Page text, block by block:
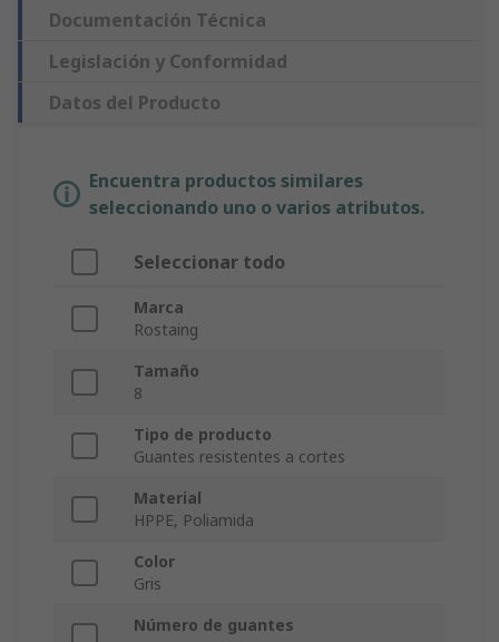
Documentación Técnica
Legislación y Conformidad
Datos del Producto
Encuentra productos similares
seleccionando uno o varios atributos.
Seleccionar todo
Marca
Rostaing
Tamaño
8
Tipo de producto
Guantes resistentes a cortes
Material
HPPE, Poliamida
Color
Gris
Número de guantes